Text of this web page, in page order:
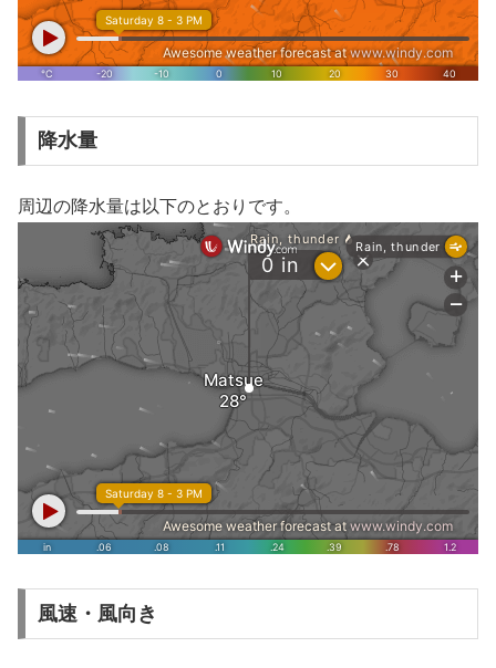
降水量
周辺の降水量は以下のとおりです。
風速・風向き